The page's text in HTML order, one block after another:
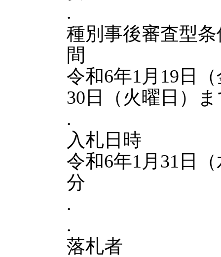
.
種別事後審査型
間
令和6年1月19日
30日（火曜日）
.
入札日時
令和6年1月31日
分
.
.
落札者